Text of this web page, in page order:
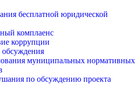
бесплатной юридической
комплаенс
коррупции
муниципальных нормативных
по обсуждению проекта